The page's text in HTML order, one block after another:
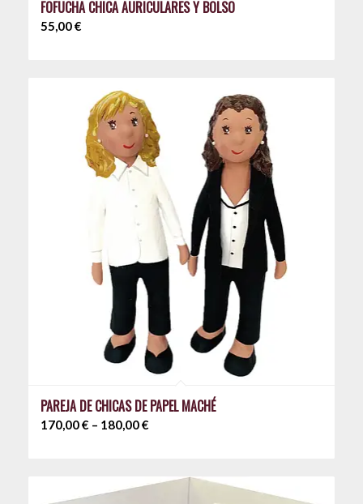
FOFUCHA CHICA AURICULARES Y BOLSO
55,00€
PAREJA DE CHICAS DE PAPEL MACHÉ
170,00€ – 180,00€Price
through